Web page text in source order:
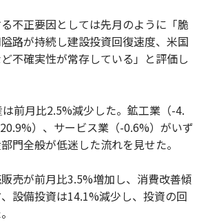
不正要因としては先月のように「脆
路が持続し建設投資回復速度、米国
不確実性が常存している」と評価し
前月比2.5%減少した。鉱工業（-4.
）、サービス業（-0.6%）がいず
門全般が低迷した流れを見せた。
売が前月比3.5%増加し、消費改善傾
設備投資は14.1%減少し、投資の回